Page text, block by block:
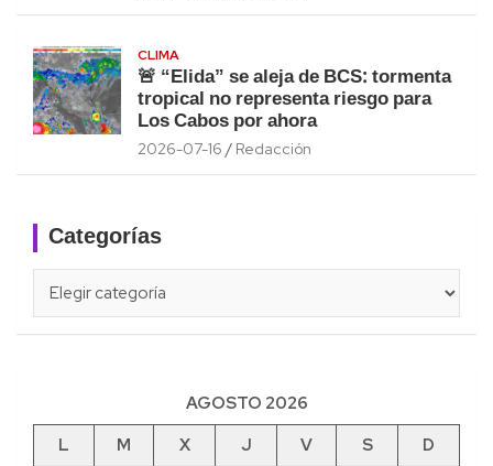
CLIMA
🚨 “Elida” se aleja de BCS: tormenta
tropical no representa riesgo para
Los Cabos por ahora
2026-07-16 Redacción
Categorías
AGOSTO 2026
L
M X J V S
D